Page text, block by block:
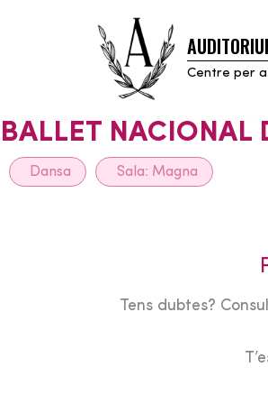
Centre per
BALLET NACIONAL
Dansa Sala: Magna
Tens dubtes?